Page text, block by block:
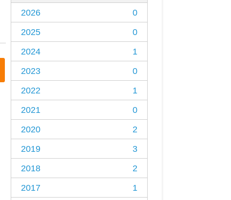
2026
0
2025
0
2024
1
2023
0
2022
1
2021
0
2020
2
2019
3
2018
2
2017
1